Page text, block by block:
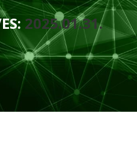
2025.01.31.
You are here: